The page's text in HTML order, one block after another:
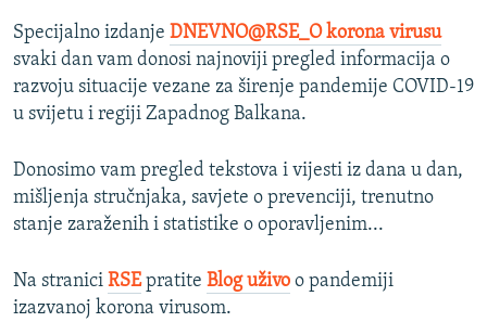
TV LIBERTY
MOJA EVROPA
SVE KARTE DEJTONA
NASTANAK I RASPAD JUGOSLAVIJE
Sve RFE/RL stranice
Specijalno izdanje DNEVNO@RSE_O korona virusu
svaki dan vam donosi najnoviji pregled informacija o
razvoju situacije vezane za širenje pandemije COVID-19
u svijetu i regiji Zapadnog Balkana.
Donosimo vam pregled tekstova i vijesti iz dana u dan,
mišljenja stručnjaka, savjete o prevenciji, trenutno
stanje zaraženih i statistike o oporavljenim...
Na stranici RSEpratite Blog uživo o pandemiji
izazvanoj korona virusom.